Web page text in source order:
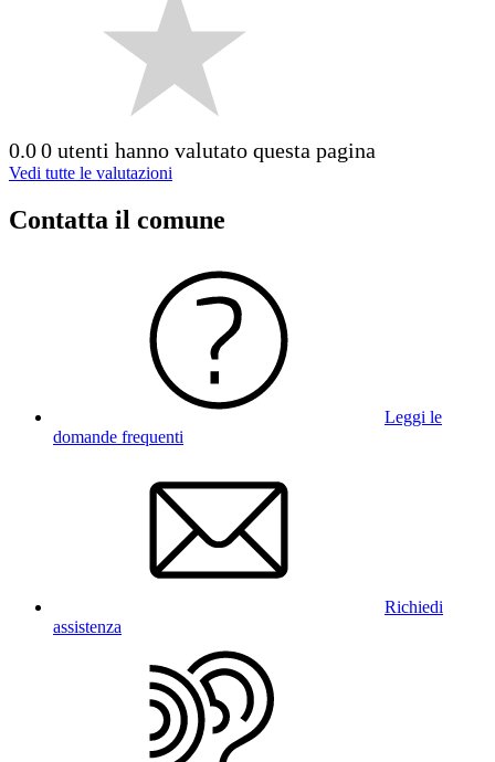
0.00 utenti hanno valutato questa pagina
Vedi tutte le valutazioni
Contatta il comune
Leggi le
domande frequenti
Richiedi
assistenza